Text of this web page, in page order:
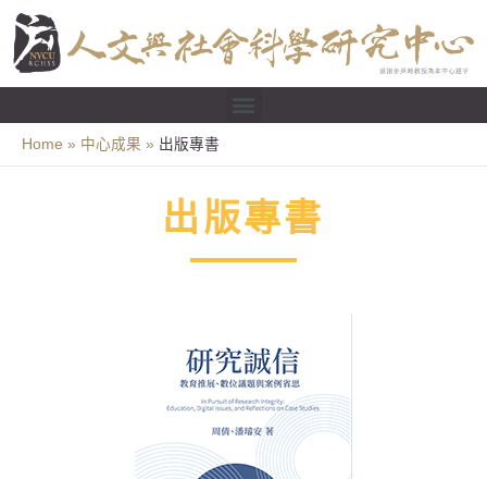
Home 中心成果 出版專書
出版專書